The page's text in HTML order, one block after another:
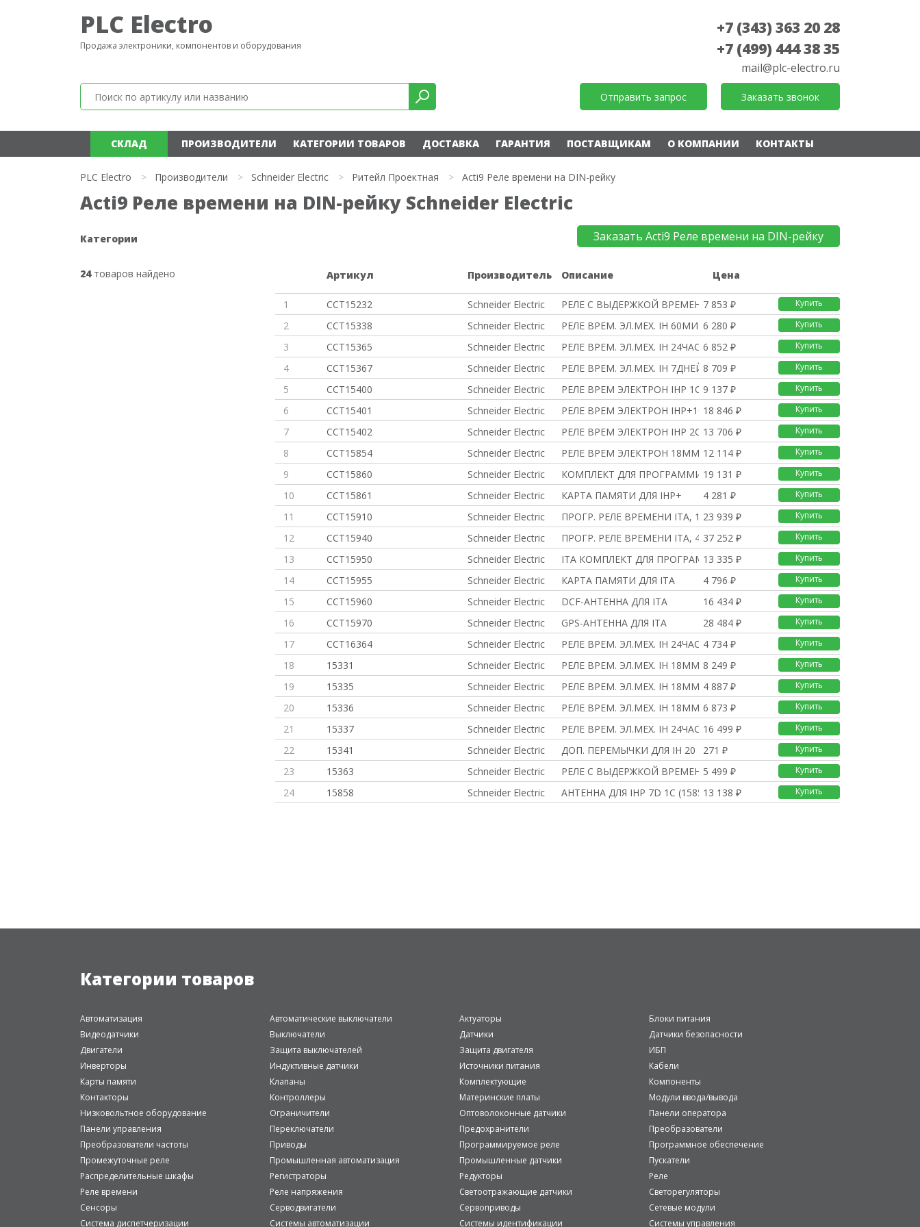
PLC Electro
Продажа электроники, компонентов и оборудования
+7 (343) 363 20 28
+7 (499) 444 38 35
mail@plc-electro.ru
Отправить запрос Заказать звонок
СКЛАД ПРОИЗВОДИТЕЛИ КАТЕГОРИИ ТОВАРОВ ДОСТАВКА ГАРАНТИЯ ПОСТАВЩИКАМ О КОМПАНИИ КОНТАКТЫ
PLC Electro > Производители > Schneider Electric > Ритейл Проектная > Acti9 Реле времени на DIN-рейку
Acti9 Реле времени на DIN-рейку Schneider Electric
Категории
24товаров найдено
Заказать Acti9 Реле времени на DIN-рейку
Артикул Производитель Описание Цена
1 CCT15232 Schneider Electric РЕЛЕ С ВЫДЕРЖКОЙ ВРЕМЕНИ MINS
7 853 ₽ Купить
2 CCT15338 Schneider Electric РЕЛЕ ВРЕМ. ЭЛ.МЕХ. IH 60МИН 1К6 280 ₽ Купить
3 CCT15365 Schneider Electric РЕЛЕ ВРЕМ. ЭЛ.МЕХ. IH 24ЧАСА 16 852 ₽ Купить
4 CCT15367 Schneider Electric РЕЛЕ ВРЕМ. ЭЛ.МЕХ. IH 7ДНЕЙ 1К8 709 ₽ Купить
5 CCT15400 Schneider Electric РЕЛЕ ВРЕМ ЭЛЕКТРОН IHP 1C 24Ч
9 137 ₽ Купить
6 CCT15401 Schneider Electric РЕЛЕ ВРЕМ ЭЛЕКТРОН IHP+1C 24Ч
18 846 ₽ Купить
7 CCT15402 Schneider Electric РЕЛЕ ВРЕМ ЭЛЕКТРОН IHP 2С 24Ч13 706 ₽ Купить
8 CCT15854 Schneider Electric РЕЛЕ ВРЕМ ЭЛЕКТРОН 18ММ 24Ч7ДН
12 114 ₽ Купить
9 CCT15860 Schneider Electric КОМПЛЕКТ ДЛЯ ПРОГРАММИР-ИЯ IHP
19 131 ₽ Купить
10 CCT15861 Schneider Electric КАРТА ПАМЯТИ ДЛЯ IHP+ 4 281 ₽ Купить
11 CCT15910 Schneider Electric ПРОГР. РЕЛЕ ВРЕМЕНИ ITA, 1 КАН23 939 ₽ Купить
12 CCT15940 Schneider Electric ПРОГР. РЕЛЕ ВРЕМЕНИ ITA, 4 КАН37 252 ₽ Купить
13 CCT15950 Schneider Electric ITA КОМПЛЕКТ ДЛЯ ПРОГРАМ. С ПК
13 335 ₽ Купить
14 CCT15955 Schneider Electric КАРТA ПАМЯТИ ДЛЯ ITA 4 796 ₽ Купить
15 CCT15960 Schneider Electric DCF-АНТЕННА ДЛЯ ITA 16 434 ₽ Купить
16 CCT15970 Schneider Electric GPS-АНТЕННА ДЛЯ ITA 28 484 ₽ Купить
17 CCT16364 Schneider Electric РЕЛЕ ВРЕМ. ЭЛ.МЕХ. IH 24ЧАСА 14 734 ₽ Купить
18 15331 Schneider Electric РЕЛЕ ВРЕМ. ЭЛ.МЕХ. IH 18MM 7ДН
8 249 ₽ Купить
19 15335 Schneider Electric РЕЛЕ ВРЕМ. ЭЛ.МЕХ. IH 18MM 24Ч4 887 ₽ Купить
20 15336 Schneider Electric РЕЛЕ ВРЕМ. ЭЛ.МЕХ. IH 18MM 24Ч6 873 ₽ Купить
21 15337 Schneider Electric РЕЛЕ ВРЕМ. ЭЛ.МЕХ. IH 24ЧАСА 216 499 ₽ Купить
22 15341 Schneider Electric ДОП. ПЕРЕМЫЧКИ ДЛЯ IH 20 ШТ (4
271 ₽ Купить
23 15363 Schneider Electric РЕЛЕ С ВЫДЕРЖКОЙ ВРЕМЕНИ MIN
5 499 ₽ Купить
24 15858 Schneider Electric АНТЕННА ДЛЯ IHP 7D 1C (15857)13 138 ₽ Купить
Категории товаров
Автоматизация Автоматические выключатели Актуаторы
Блоки питания
Видеодатчики
Выключатели Датчики
Датчики безопасности
Двигатели
Защита выключателей Защита двигателя
ИБП
Инверторы
Индуктивные датчики Источники питания
Кабели
Карты памяти
Клапаны Комплектующие
Компоненты
Контакторы
Контроллеры Материнские платы
Модули ввода/вывода
Низковольтное оборудование
Ограничители Оптоволоконные датчики
Панели оператора
Панели управления
Переключатели Предохранители
Преобразователи
Преобразователи частоты
Приводы Программируемое реле
Программное обеспечение
Промежуточные реле
Промышленная автоматизация Промышленные датчики
Пускатели
Распределительные шкафы
Регистраторы Редукторы
Реле
Реле времени
Реле напряжения Светоотражающие датчики
Светорегуляторы
Сенсоры
Серводвигатели Сервоприводы
Сетевые модули
Система диспетчеризации
Системы автоматизации Системы идентификации Системы управления